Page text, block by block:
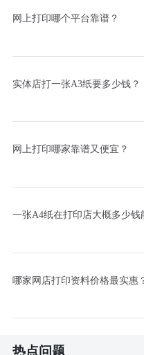
网上打印哪个平台靠谱？
实体店打一张A3纸要多少钱？
网上打印哪家靠谱又便宜？
一张A4纸在打印店大概多少钱
哪家网店打印资料价格最实惠
热点问题